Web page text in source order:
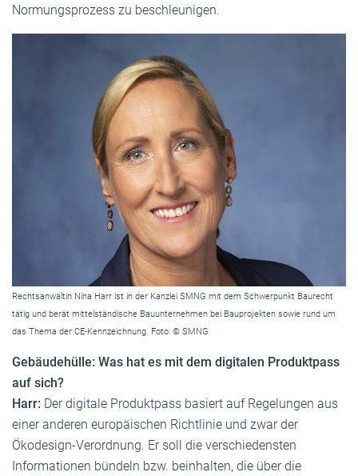
Normungsprozess zu beschleunigen.
Rechtsanwältin Nina Harr ist in der Kanzlei SMNG mit dem Schwerpunkt Baurecht
tätig und berät mittelständische Bauunternehmen bei Bauprojekten sowie rund um
das Thema der CE-Kennzeichnung. Foto: © SMNG
Gebäudehülle: Was hat es mit dem digitalen Produktpass
auf sich?
Harr: Der digitale Produktpass basiert auf Regelungen aus
einer anderen europäischen Richtlinie und zwar der
Ökodesign-Verordnung. Er soll die verschiedensten
Informationen bündeln bzw. beinhalten, die über die